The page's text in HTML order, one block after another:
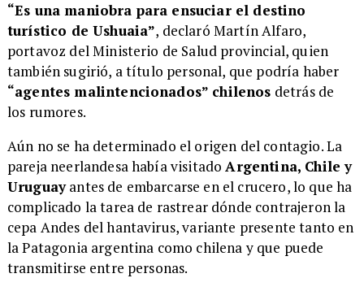
“Es una maniobra para ensuciar el destino
turístico de Ushuaia”, declaró Martín Alfaro,
portavoz del Ministerio de Salud provincial, quien
también sugirió, a título personal, que podría haber
“agentes malintencionados” chilenos detrás de
los rumores.
Aún no se ha determinado el origen del contagio. La
pareja neerlandesa había visitadoArgentina, Chile y
Uruguayantes de embarcarse en el crucero, lo que ha
complicado la tarea de rastrear dónde contrajeron la
cepa Andes del hantavirus, variante presente tanto en
la Patagonia argentina como chilena y que puede
transmitirse entre personas.